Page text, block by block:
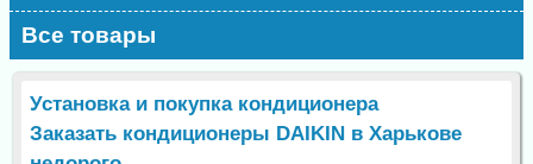
Все товары
Установка и покупка кондиционера
Заказать кондиционеры DAIKIN в Харькове